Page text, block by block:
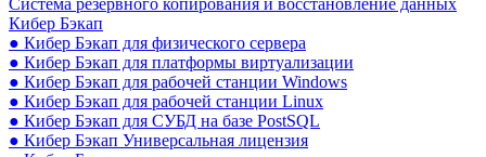
Кибер Бэкап
● Кибер Бэкап для физического сервера
● Кибер Бэкап для платформы виртуализации
● Кибер Бэкап для рабочей станции Windows
● Кибер Бэкап для рабочей станции Linux
● Кибер Бэкап для СУБД на базе PostSQL
● Кибер Бэкап Универсальная лицензия